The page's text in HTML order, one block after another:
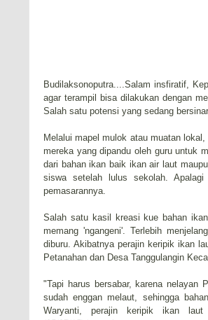
Budilaksonoputra....Salam insfiratif,
agar terampil bisa dilakukan dengan
Salah satu potensi yang sedang
Melalui mapel mulok atau muatan
mereka yang dipandu oleh guru untuk
dari bahan ikan baik ikan air laut
siswa setelah lulus sekolah.
pemasarannya.
Salah satu kasil kreasi kue bahan
memang 'ngangeni'. Terlebih
diburu. Akibatnya perajin keripik ikan
Petanahan dan Desa Tanggulangin
"Tapi harus bersabar, karena nelayan
sudah enggan melaut, sehingga
Waryanti, perajin keripik ikan laut